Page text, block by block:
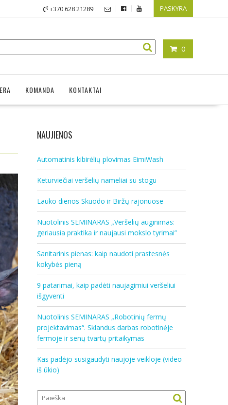
+370 628 21289 PASKYRA
0
KOMANDA KONTAKTAI
NAUJIENOS
Automatinis kibirėlių plovimas EimiWash
Keturviečiai veršelių nameliai su stogu
Lauko dienos Skuodo ir Biržų rajonuose
Nuotolinis SEMINARAS „Veršelių auginimas:
geriausia praktika ir naujausi mokslo tyrimai”
Sanitarinis pienas: kaip naudoti prastesnės
kokybės pieną
9 patarimai, kaip padėti naujagimiui veršeliui
išgyventi
Nuotolinis SEMINARAS „Robotinių fermų
projektavimas“. Sklandus darbas robotinėje
fermoje ir senų tvartų pritaikymas
Kas padėjo susigaudyti naujoje veikloje (video
iš ūkio)